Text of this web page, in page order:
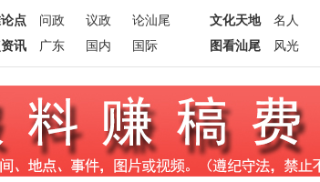
点 问政 议政
论汕尾
讯
广东 国内 国际
文化天地 名人
图看汕尾
风光